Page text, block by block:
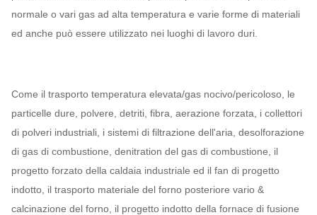
normale o vari gas ad alta temperatura e varie forme di materiali
ed anche può essere utilizzato nei luoghi di lavoro duri.
Come il trasporto temperatura elevata/gas nocivo/pericoloso, le
particelle dure, polvere, detriti, fibra, aerazione forzata, i collettori
di polveri industriali, i sistemi di filtrazione dell'aria, desolforazione
di gas di combustione, denitration del gas di combustione, il
progetto forzato della caldaia industriale ed il fan di progetto
indotto, il trasporto materiale del forno posteriore vario &
calcinazione del forno, il progetto indotto della fornace di fusione